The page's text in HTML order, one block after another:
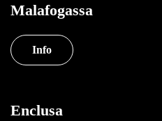
Malafogassa
Info
Enclusa